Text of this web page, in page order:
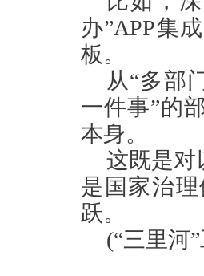
办”APP集
板。
从“多部
一件事”的
本身。
这既是对
是国家治
跃。
(“三里河